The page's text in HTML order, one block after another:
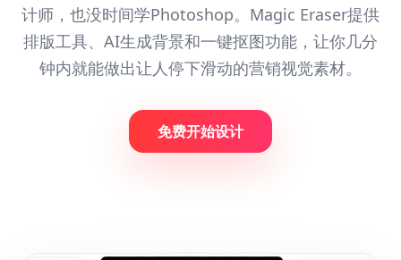
计师，也没时间学Photoshop。Magic Eraser提供
排版工具、AI生成背景和一键抠图功能，让你几分
钟内就能做出让人停下滑动的营销视觉素材。
免费开始设计